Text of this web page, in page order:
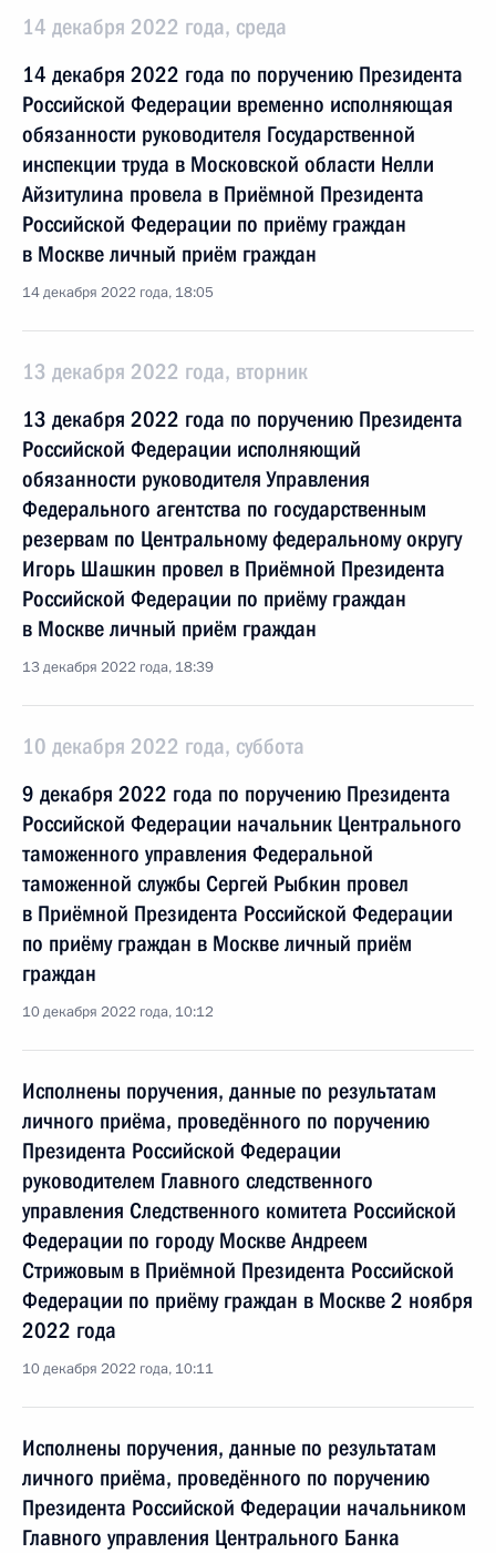
14 декабря 2022 года, среда
14 декабря 2022 года по поручению Президента
Российской Федерации временно исполняющая
обязанности руководителя Государственной
инспекции труда в Московской области Нелли
Айзитулина провела в Приёмной Президента
Российской Федерации по приёму граждан
в Москве личный приём граждан
14 декабря 2022 года, 18:05
13 декабря 2022 года, вторник
13 декабря 2022 года по поручению Президента
Российской Федерации исполняющий
обязанности руководителя Управления
Федерального агентства по государственным
резервам по Центральному федеральному округу
Игорь Шашкин провел в Приёмной Президента
Российской Федерации по приёму граждан
в Москве личный приём граждан
13 декабря 2022 года, 18:39
10 декабря 2022 года, суббота
9 декабря 2022 года по поручению Президента
Российской Федерации начальник Центрального
таможенного управления Федеральной
таможенной службы Сергей Рыбкин провел
в Приёмной Президента Российской Федерации
по приёму граждан в Москве личный приём
граждан
10 декабря 2022 года, 10:12
Исполнены поручения, данные по результатам
личного приёма, проведённого по поручению
Президента Российской Федерации
руководителем Главного следственного
управления Следственного комитета Российской
Федерации по городу Москве Андреем
Стрижовым в Приёмной Президента Российской
Федерации по приёму граждан в Москве 2 ноября
2022 года
10 декабря 2022 года, 10:11
Исполнены поручения, данные по результатам
личного приёма, проведённого по поручению
Президента Российской Федерации начальником
Главного управления Центрального Банка